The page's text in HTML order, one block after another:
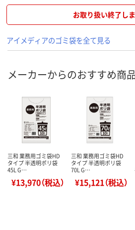
お取り扱い終了し
アイメディアのゴミ袋を全て見る
メーカーからのおすすめ商
三和 業務用ゴミ袋HD
タイプ 半透明ポリ袋
45L G…
¥13,970（税込）
三和 業務用ゴミ袋HD
タイプ 半透明ポリ袋
70L G…
¥15,121（税込）